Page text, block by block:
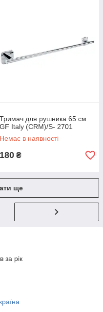
Тримач для рушника 65 см
GF Italy (CRM)/S- 2701
Немає в наявності
180 ₴
ще
за рік